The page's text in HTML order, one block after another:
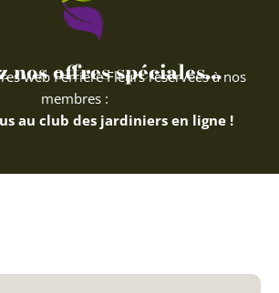
nos offres spéciales...
web Ferriere Fleurs réservées à nos
membres :
au club des jardiniers en ligne !